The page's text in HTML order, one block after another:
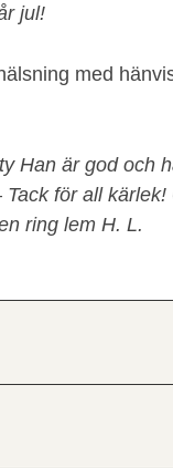
jul!
med
Han är god och
för all kärlek!
ring lem H. L.